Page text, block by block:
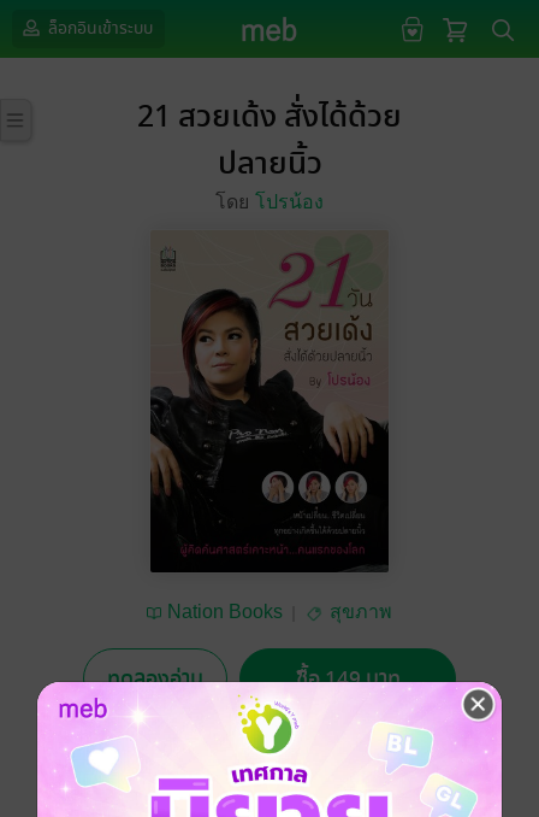
ล็อกอินเข้าระบบ
21 สวยเด้ง สั่งได้ด้วย
ปลายนิ้ว
โดย โปรน้อง
Nation Books สุขภาพ
ทดลองอ่าน ซื้อ 149 บาท
No Rating